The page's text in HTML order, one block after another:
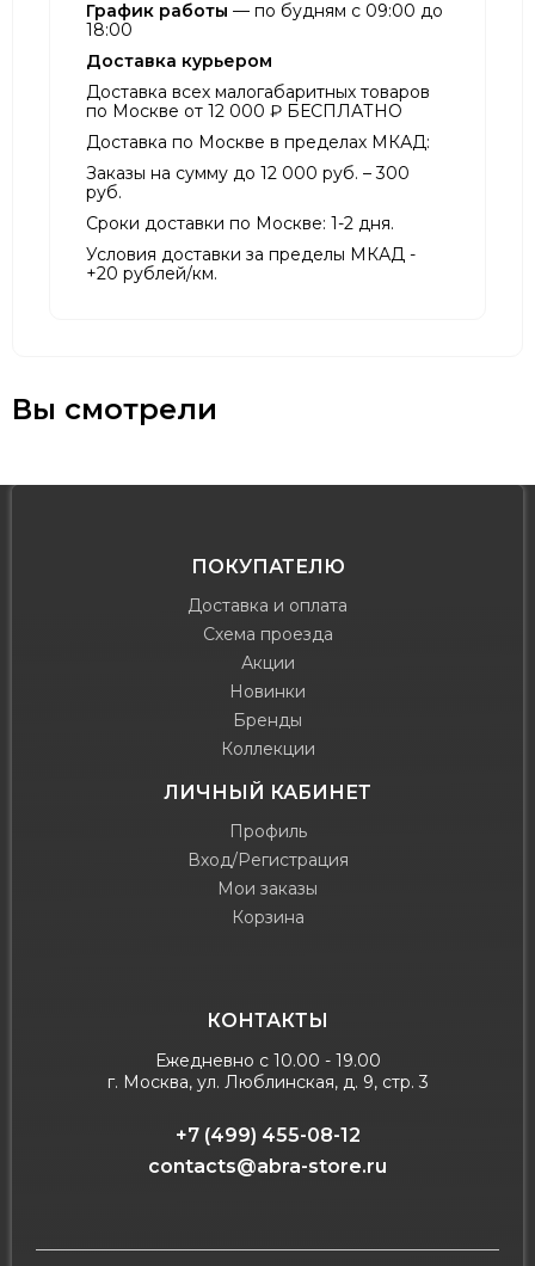
График работы — по будням с 09:00 до
18:00
Доставка курьером
Доставка всех малогабаритных товаров
по Москве от 12 000 ₽ БЕСПЛАТНО
Доставка по Москве в пределах МКАД:
Заказы на сумму до 12 000 руб. – 300
руб.
Сроки доставки по Москве: 1-2 дня.
Условия доставки за пределы МКАД -
+20 рублей/км.
Вы смотрели
ПОКУПАТЕЛЮ
Доставка и оплата
Схема проезда
Акции
Новинки
Бренды
Коллекции
ЛИЧНЫЙ КАБИНЕТ
Профиль
Вход/Регистрация
Мои заказы
Корзина
КОНТАКТЫ
Ежедневно с 10.00 - 19.00
г. Москва, ул. Люблинская, д. 9, стр. 3
+7 (499) 455-08-12
contacts@abra-store.ru